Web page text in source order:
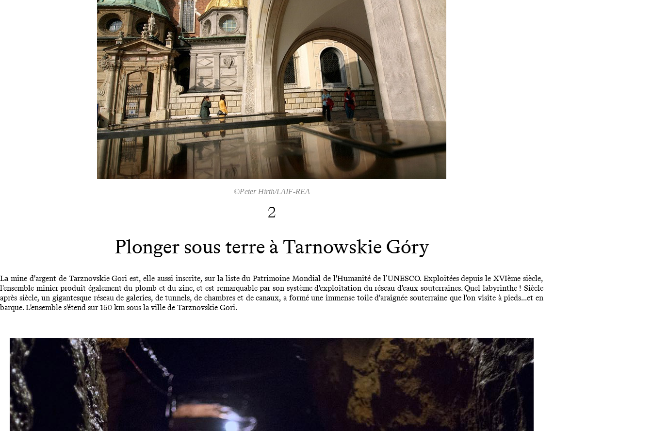
©Peter Hirth/LAIF-REA
2
Plonger sous terre à Tarnowskie Góry
La mine d'argent de Tarznovskie Gori est, elle aussi inscrite, sur la liste du Patrimoine Mondial de l'Humanité de l’UNESCO. Exploitées depuis le XVIème siècle,
l'ensemble minier produit également du plomb et du zinc, et est remarquable par son système d'exploitation du réseau d'eaux souterraines. Quel labyrinthe ! Siècle
après siècle, un gigantesque réseau de galeries, de tunnels, de chambres et de canaux, a formé une immense toile d'araignée souterraine que l'on visite à pieds...et en
barque. L'ensemble s'étend sur 150 km sous la ville de Tarznovskie Gori.